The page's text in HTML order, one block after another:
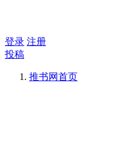
登录 注册
投稿
推书网首页